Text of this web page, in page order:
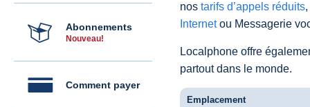
Abonnements
Nouveau!
Comment payer
nos tarifs d’appels réduits
Internetou Messagerie
Localphone offre
partout dans le monde.
Emplacement